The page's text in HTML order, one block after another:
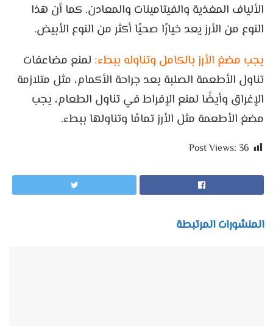
الألياف المغذية والفيتامينات والمعادن. كما أن هذا
النوع من الأرز يعد خيارًا صحيًا أكثر من النوع الأبيض.
يجب مضغ الأرز بالكامل وتناوله ببطء: لمنع مضاعفات
تناول الأطعمة الصلبة بعد جراحة الأكمام، مثل متلازمة
الإغراق وأيضًا لمنع الإفراط في تناول الطعام، يجب
مضغ الأطعمة مثل الأرز تمامًا وتناولها ببطء.
Post Views: 36
المنشورات المرتبطة